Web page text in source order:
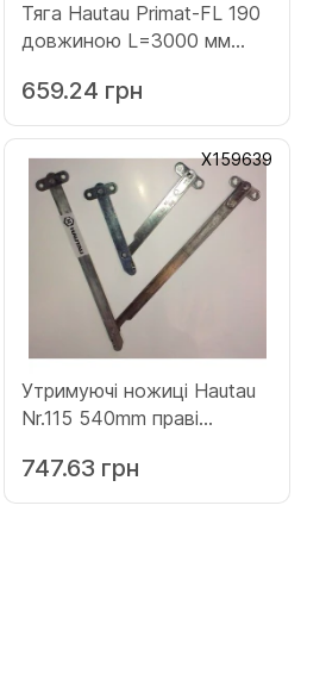
Тяга Hautau Primat-FL 190
довжиною L=3000 мм
659.24 грн
Х159639
Утримуючі ножиці Hautau
Nr.115 540mm праві
747.63 грн